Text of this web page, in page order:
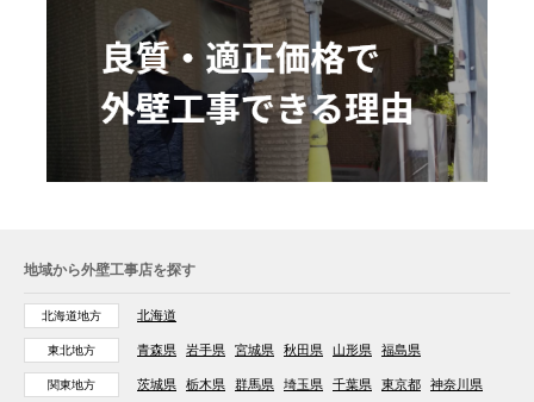
地域から外壁工事店を探す
北海道地方 北海道
東北地方 青森県 岩手県 宮城県 秋田県 山形県 福島県
関東地方 茨城県 栃木県 群馬県 埼玉県 千葉県 東京都 神奈川県